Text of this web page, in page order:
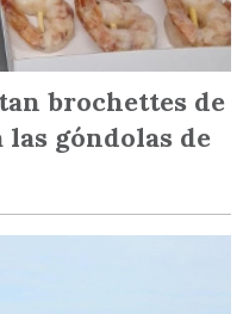
brochettes de
góndolas de